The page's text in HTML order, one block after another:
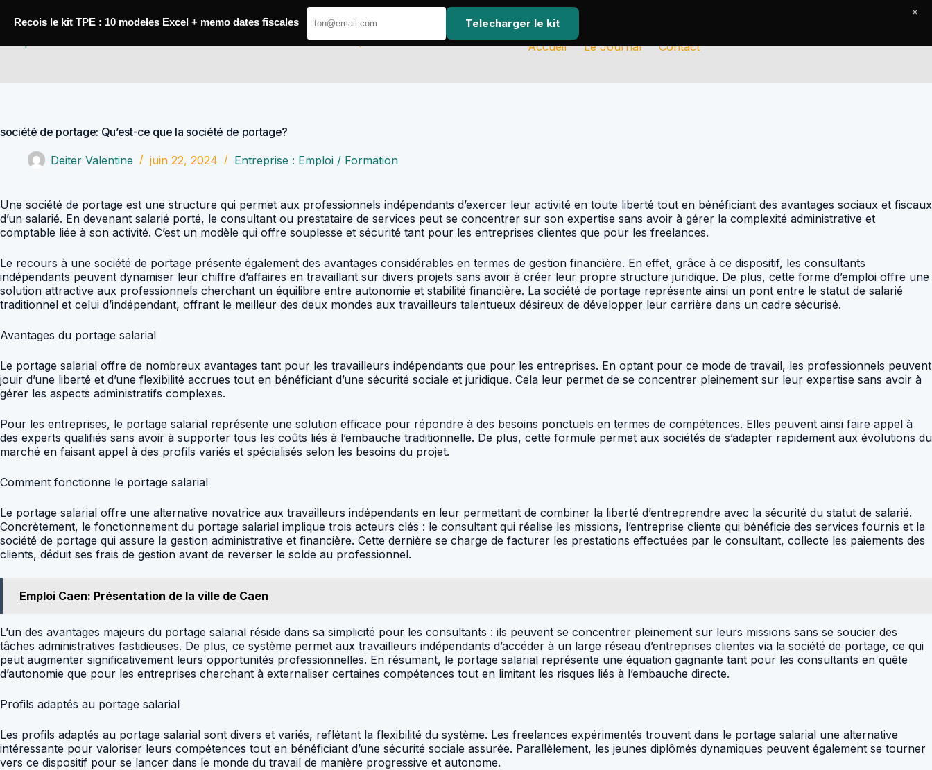
Accueil Le Journal Contact
société de portage: Qu’est-ce que la société de portage?
Deiter Valentine juin 22, 2024 Entreprise : Emploi / Formation
Une société de portage est une structure qui permet aux professionnels indépendants d’exercer leur activité en toute liberté tout en bénéficiant des avantages sociaux et fiscaux
d’un salarié. En devenant salarié porté, le consultant ou prestataire de services peut se concentrer sur son expertise sans avoir à gérer la complexité administrative et
comptable liée à son activité. C’est un modèle qui offre souplesse et sécurité tant pour les entreprises clientes que pour les freelances.
Le recours à une société de portage présente également des avantages considérables en termes de gestion financière. En effet, grâce à ce dispositif, les consultants
indépendants peuvent dynamiser leur chiffre d’affaires en travaillant sur divers projets sans avoir à créer leur propre structure juridique. De plus, cette forme d’emploi offre une
solution attractive aux professionnels cherchant un équilibre entre autonomie et stabilité financière. La société de portage représente ainsi un pont entre le statut de salarié
traditionnel et celui d’indépendant, offrant le meilleur des deux mondes aux travailleurs talentueux désireux de développer leur carrière dans un cadre sécurisé.
Avantages du portage salarial
Le portage salarial offre de nombreux avantages tant pour les travailleurs indépendants que pour les entreprises. En optant pour ce mode de travail, les professionnels peuvent
jouir d’une liberté et d’une flexibilité accrues tout en bénéficiant d’une sécurité sociale et juridique. Cela leur permet de se concentrer pleinement sur leur expertise sans avoir à
gérer les aspects administratifs complexes.
Pour les entreprises, le portage salarial représente une solution efficace pour répondre à des besoins ponctuels en termes de compétences. Elles peuvent ainsi faire appel à
des experts qualifiés sans avoir à supporter tous les coûts liés à l’embauche traditionnelle. De plus, cette formule permet aux sociétés de s’adapter rapidement aux évolutions du
marché en faisant appel à des profils variés et spécialisés selon les besoins du projet.
Comment fonctionne le portage salarial
Le portage salarial offre une alternative novatrice aux travailleurs indépendants en leur permettant de combiner la liberté d’entreprendre avec la sécurité du statut de salarié.
Concrètement, le fonctionnement du portage salarial implique trois acteurs clés : le consultant qui réalise les missions, l’entreprise cliente qui bénéficie des services fournis et la
société de portage qui assure la gestion administrative et financière. Cette dernière se charge de facturer les prestations effectuées par le consultant, collecte les paiements des
clients, déduit ses frais de gestion avant de reverser le solde au professionnel.
Emploi Caen: Présentation de la ville de Caen
L’un des avantages majeurs du portage salarial réside dans sa simplicité pour les consultants : ils peuvent se concentrer pleinement sur leurs missions sans se soucier des
tâches administratives fastidieuses. De plus, ce système permet aux travailleurs indépendants d’accéder à un large réseau d’entreprises clientes via la société de portage, ce qui
peut augmenter significativement leurs opportunités professionnelles. En résumant, le portage salarial représente une équation gagnante tant pour les consultants en quête
d’autonomie que pour les entreprises cherchant à externaliser certaines compétences tout en limitant les risques liés à l’embauche directe.
Profils adaptés au portage salarial
Les profils adaptés au portage salarial sont divers et variés, reflétant la flexibilité du système. Les freelances expérimentés trouvent dans le portage salarial une alternative
intéressante pour valoriser leurs compétences tout en bénéficiant d’une sécurité sociale assurée. Parallèlement, les jeunes diplômés dynamiques peuvent également se tourner
vers ce dispositif pour se lancer dans le monde du travail de manière progressive et autonome.
Recois le kit TPE : 10 modeles Excel + memo dates fiscales Telecharger le kit
×